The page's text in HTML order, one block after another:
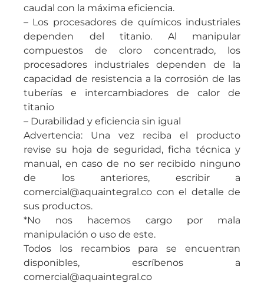
caudal con la máxima eficiencia.
– Los procesadores de químicos industriales
dependen del titanio. Al manipular
compuestos de cloro concentrado, los
procesadores industriales dependen de la
capacidad de resistencia a la corrosión de las
tuberías e intercambiadores de calor de
titanio
– Durabilidad y eficiencia sin igual
Advertencia: Una vez reciba el producto
revise su hoja de seguridad, ficha técnica y
manual, en caso de no ser recibido ninguno
de los anteriores, escribir a
comercial@aquaintegral.co con el detalle de
sus productos.
*No nos hacemos cargo por mala
manipulación o uso de este.
Todos los recambios para se encuentran
disponibles, escríbenos a
comercial@aquaintegral.co